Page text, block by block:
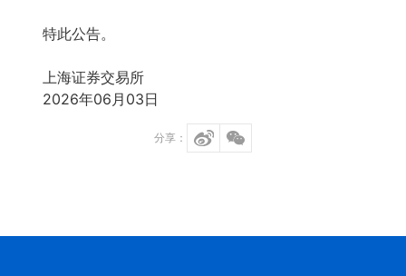
特此公告。
上海证券交易所
2026年06月03日
分享：